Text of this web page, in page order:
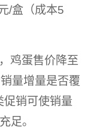
/盒（成本5
鸡蛋售价降至
量增量是否覆
促销可使销量
足。